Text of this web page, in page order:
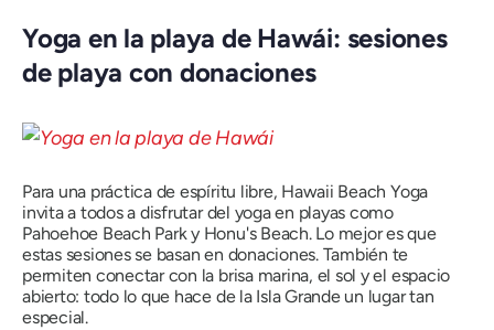
Yoga en la playa de Hawái: sesiones
de playa con donaciones
Para una práctica de espíritu libre, Hawaii Beach Yoga
invita a todos a disfrutar del yoga en playas como
Pahoehoe Beach Park y Honu's Beach. Lo mejor es que
estas sesiones se basan en donaciones. También te
permiten conectar con la brisa marina, el sol y el espacio
abierto: todo lo que hace de la Isla Grande un lugar tan
especial.